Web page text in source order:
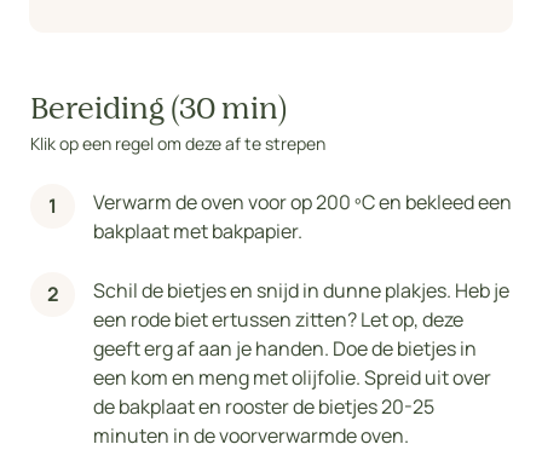
Bereiding (30 min)
Klik op een regel om deze af te strepen
Verwarm de oven voor op 200 ºC en bekleed een
bakplaat met bakpapier.
Schil de bietjes en snijd in dunne plakjes. Heb je
een rode biet ertussen zitten? Let op, deze
geeft erg af aan je handen. Doe de bietjes in
een kom en meng met olijfolie. Spreid uit over
de bakplaat en rooster de bietjes 20-25
minuten in de voorverwarmde oven.